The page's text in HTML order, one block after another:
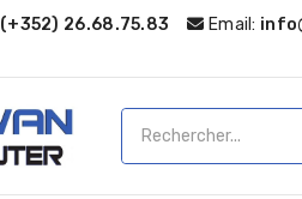
(+352) 26.68.75.83 Email: